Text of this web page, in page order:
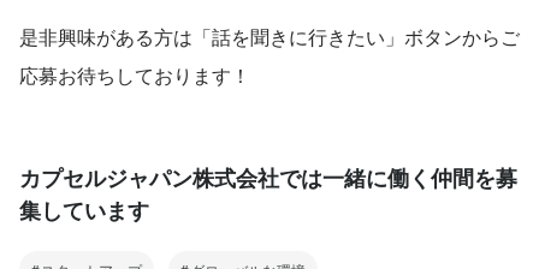
是非興味がある方は「話を聞きに行きたい」ボタンからご
応募お待ちしております！
カプセルジャパン株式会社では一緒に働く仲間を募
集しています